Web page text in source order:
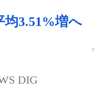
均3.51%増へ
DIG